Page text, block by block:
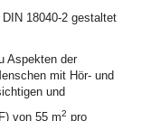
18040-2 gestaltet
Aspekten der
mit Hör- und
und
von 55 m2 pro